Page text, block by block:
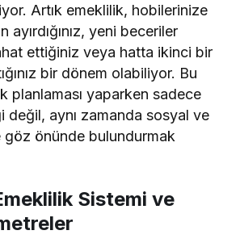
Artık emeklilik, hobilerinize
ayırdığınız, yeni beceriler
ettiğiniz veya hatta ikinci bir
bir dönem olabiliyor. Bu
planlaması yaparken sadece
değil, aynı zamanda sosyal ve
önünde bulundurmak
Sistemi ve